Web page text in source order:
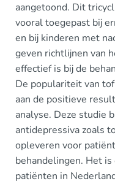
aangetoond. Dit
vooral toegepast bij
en bij kinderen met
geven richtlijnen van
effectief is bij de
De populariteit van
aan de positieve
analyse. Deze studie
antidepressiva zoals
opleveren voor
behandelingen. Het
patiënten in